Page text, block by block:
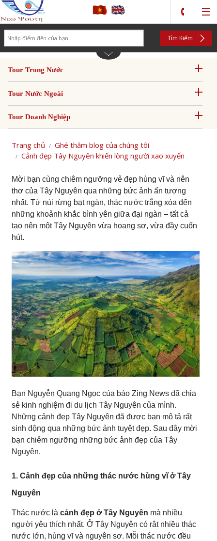
Tìm Kiếm
Tour Trong Nước
Tour Nước Ngoài
Tour Doanh Nghiệp
Trang chủ
Ghé thăm blog của chúng tôi
Cảnh đẹp Tây Nguyên khiến lòng người xao xuyến
Mời bạn cùng chiêm ngưỡng vẻ đẹp hùng vĩ và nên
thơ của Tây Nguyên qua những bức ảnh ấn tượng
nhất. Từ núi rừng bạt ngàn, thác nước trắng xóa đến
những khoảnh khắc bình yên giữa đại ngàn – tất cả
tạo nên một Tây Nguyên vừa hoang sơ, vừa đầy cuốn
hút.
Bạn Nguyễn Quang Ngọc của báo Zing News đã chia
sẻ kinh nghiệm đi du lịch Tây Nguyên của mình.
Những cảnh đẹp Tây Nguyên đã được bạn mô tả rất
sinh động qua những bức ảnh tuyệt đẹp. Sau đây mời
bạn chiêm ngưỡng những bức ảnh đẹp của Tây
Nguyên.
1. Cảnh đẹp của những thác nước hùng vĩ ở Tây
Nguyên
Thác nước là cảnh đẹp ở Tây Nguyên mà nhiều
người yêu thích nhất. Ở Tây Nguyên có rât nhiều thác
nước lớn, hùng vĩ và nguyên sơ. Mỗi thác nước đều